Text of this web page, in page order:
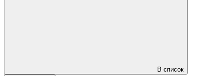
В список